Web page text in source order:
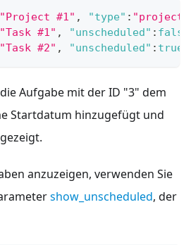
"Project #1" , "type" : "project"
"Task #1" , "unscheduled" : false
"Task #2" , "unscheduled" : true
Aufgabe mit der ID "3" dem
Startdatum hinzugefügt und
anzuzeigen, verwenden Sie
show_unscheduled, der